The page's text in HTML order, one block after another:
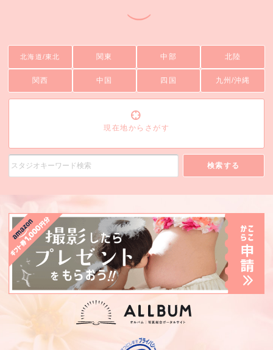
北海道/東北 関東 中部 北陸
関西 中国 四国 九州/沖縄
現在地からさがす
検索する